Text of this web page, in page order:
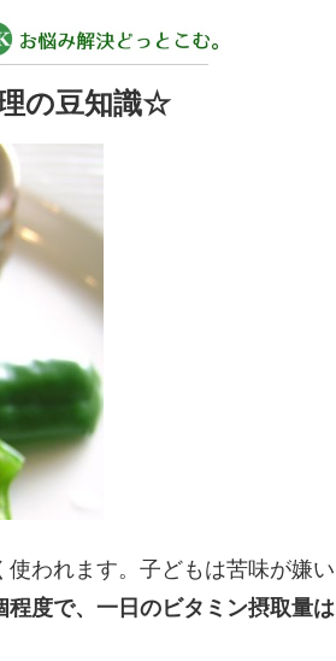
の豆知識☆
われます。子どもは苦味が嫌い
度で、一日のビタミン摂取量は